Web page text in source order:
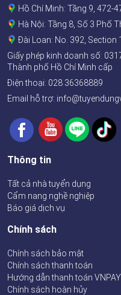
Hồ Chí Minh: Tầng 9, 472-
Hà Nội: Tầng 8, Số 3 Phố
Đài Loan: No. 392, Section
Giấy phép kinh doanh số:
Thành phố Hồ Chí Minh cấp
Điện thoại: 028 36368889
Email hỗ trợ:
Thông tin
Tất cả nhà tuyển dụng
Cẩm nang nghề nghiệp
Báo giá dịch vụ
Chính sách
Chính sách bảo mật
Chính sách thanh toán
Hướng dẫn thanh toán VNPAY
Chính sách hoàn hủy